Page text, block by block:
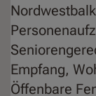
Empfang
Öffenbare